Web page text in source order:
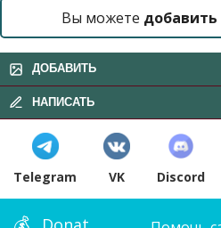
Вы можете добавить
ДОБАВИТЬ
НАПИСАТЬ
Telegram VK Discord